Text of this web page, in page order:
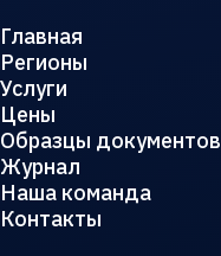
Главная
Регионы
Услуги
Цены
Образцы документов
Журнал
Наша команда
Контакты